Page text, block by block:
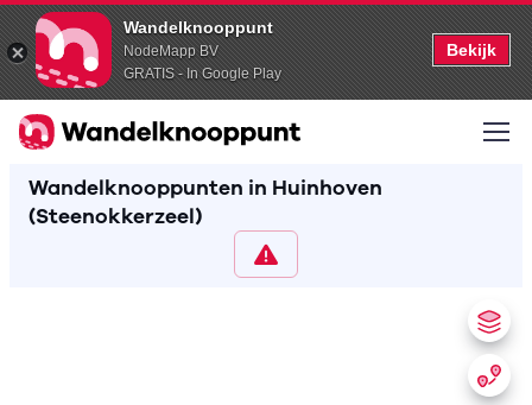
Wandelknooppunt
NodeMapp BV
GRATIS - In Google Play
Bekijk
Wandelknooppunten in Huinhoven
(Steenokkerzeel)